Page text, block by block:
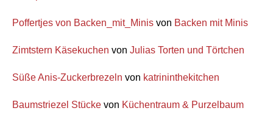
Poffertjes von Backen_mit_Minis von Backen mit Minis
Zimtstern Käsekuchen von Julias Torten und Törtchen
Süße Anis-Zuckerbrezeln von katrininthekitchen
Baumstriezel Stücke von Küchentraum & Purzelbaum